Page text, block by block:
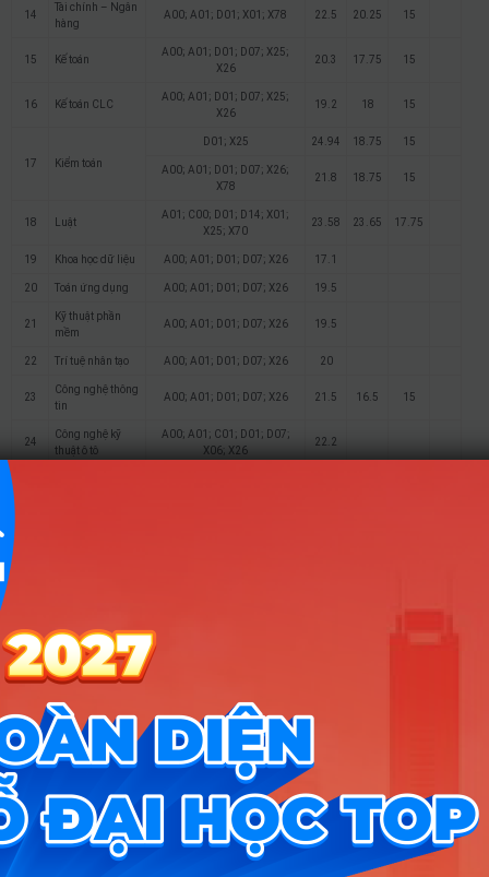
14
Tài chính – Ngân
hàng
A00; A01; D01; X01; X78 22.5 20.25 15
15 Kế toán
A00; A01; D01; D07; X25;
X26
20.3 17.75 15
16 Kế toán CLC
A00; A01; D01; D07; X25;
X26
19.2 18 15
17 Kiểm toán
D01; X25 24.94 18.75 15
A00; A01; D01; D07; X26;
X78
21.8 18.75 15
18 Luật
A01; C00; D01; D14; X01;
X25; X70
23.58 23.65 17.75
19 Khoa học dữ liệu A00; A01; D01; D07; X26 17.1
20 Toán ứng dụng A00; A01; D01; D07; X26 19.5
21
Kỹ thuật phần
mềm
A00; A01; D01; D07; X26 19.5
22 Trí tuệ nhân tạo A00; A01; D01; D07; X26 20
23
Công nghệ thông
tin
A00; A01; D01; D07; X26 21.5 16.5 15
24
Công nghệ kỹ
thuật ô tô
A00; A01; C01; D01; D07;
X06; X26
22.2
28 Kỹ thuật điện
29
Kỹ thuật điện tử
30
Kỹ thuật điều
khiển và Tự động
hóa
A00; A01; C01; D01; D07;
X06; X26
dựng
A00; A01; C01; D01; D07;
X06; X26
Công tác xã hội
C00; C03; C04; D01; D14;
X01; X70; X78
23.7 20.25 15
20.25